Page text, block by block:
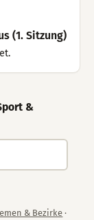
(1. Sitzung)
&
& Bezirke ·